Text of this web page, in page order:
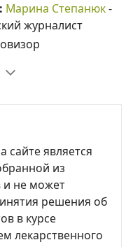
Марина Степанюк-
журналист
сайте является
из
и не может
решения об
в курсе
лекарственного